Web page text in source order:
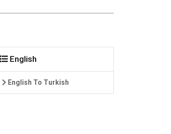
English
English To Turkish